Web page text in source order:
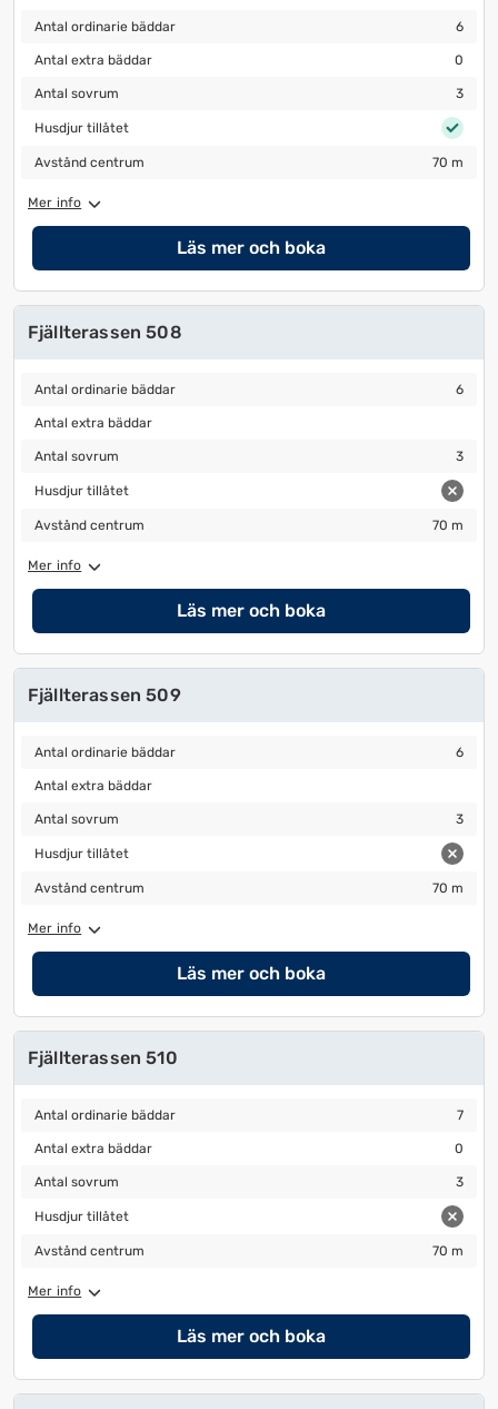
Antal ordinarie bäddar
Antal ordinarie bäddar 6
Antal extra bäddar
Antal extra bäddar 0
Antal sovrum
Antal sovrum 3
Husdjur tillåtet
Husdjur tillåtet
Avstånd centrum
Avstånd centrum 70 m
Mer info
Läs mer och boka
Fjällterassen 508
Antal ordinarie bäddar
Antal ordinarie bäddar 6
Antal extra bäddar
Antal extra bäddar
Antal sovrum
Antal sovrum 3
Husdjur tillåtet
Husdjur tillåtet
Avstånd centrum
Avstånd centrum 70 m
Mer info
Läs mer och boka
Fjällterassen 509
Antal ordinarie bäddar
Antal ordinarie bäddar 6
Antal extra bäddar
Antal extra bäddar
Antal sovrum
Antal sovrum 3
Husdjur tillåtet
Husdjur tillåtet
Avstånd centrum
Avstånd centrum 70 m
Mer info
Läs mer och boka
Fjällterassen 510
Antal ordinarie bäddar
Antal ordinarie bäddar 7
Antal extra bäddar
Antal extra bäddar 0
Antal sovrum
Antal sovrum 3
Husdjur tillåtet
Husdjur tillåtet
Avstånd centrum
Avstånd centrum 70 m
Mer info
Läs mer och boka